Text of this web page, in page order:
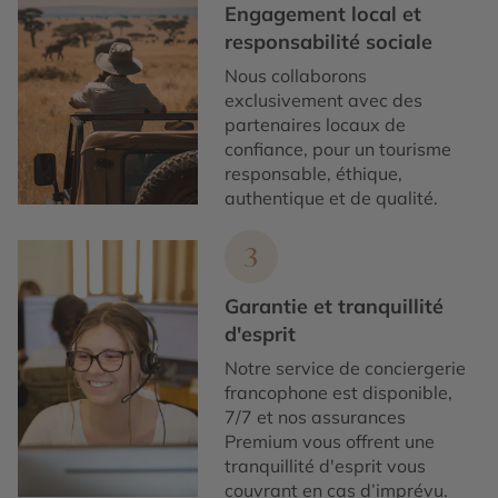
Engagement local et
responsabilité sociale
Nous collaborons
exclusivement avec des
partenaires locaux de
confiance, pour un tourisme
responsable, éthique,
authentique et de qualité.
3
Garantie et tranquillité
d'esprit
Notre service de conciergerie
francophone est disponible,
7/7 et nos assurances
Premium vous offrent une
tranquillité d'esprit vous
couvrant en cas d’imprévu.